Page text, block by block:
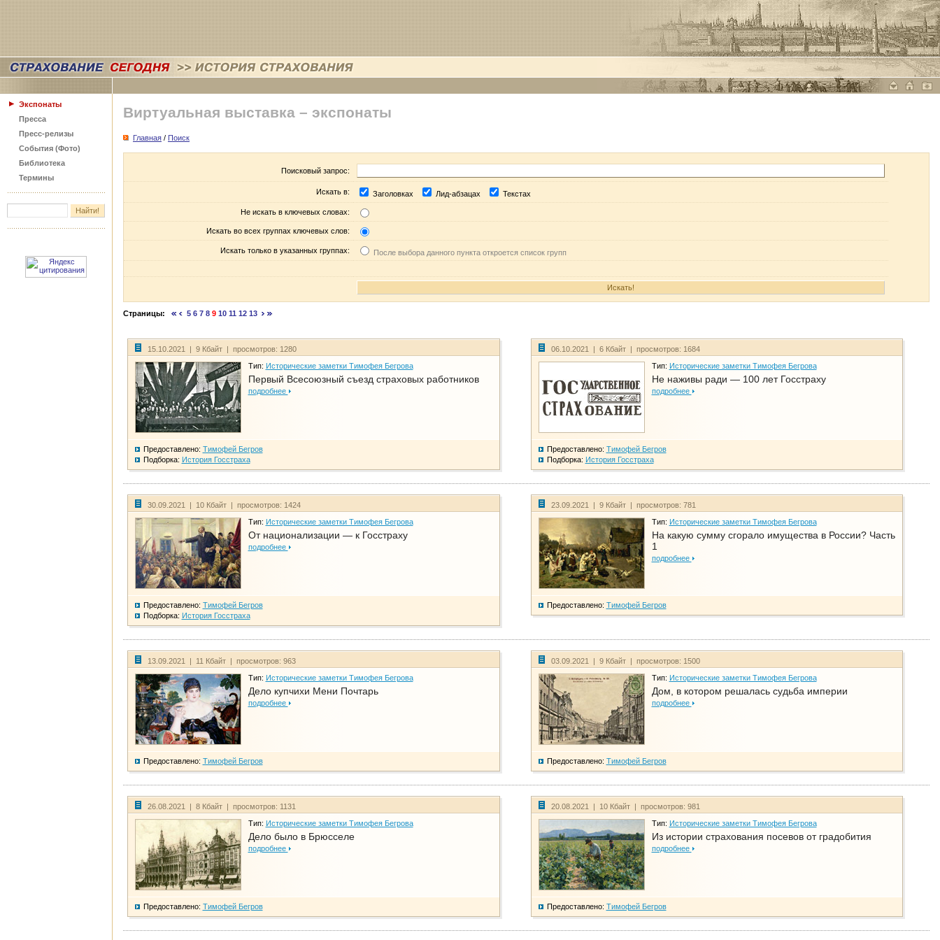
Экспонаты
Пресса
Пресс-релизы
События (Фото)
Библиотека
Термины
Виртуальная выставка – экспонаты
Главная / Поиск
Поисковый запрос:
Искать в: Заголовках Лид-абзацах Текстах
Не искать в ключевых словах:
Искать во всех группах ключевых слов:
Искать только в указанных группах: После выбора данного пункта откроется список групп
Страницы: 5 6 7 8 9 10 11 12 13
15.10.2021 | 9 Кбайт | просмотров: 1280
Тип: Исторические заметки Тимофея Бегрова
Первый Всесоюзный съезд страховых работников
подробнее
Предоставлено: Тимофей Бегров
Подборка: История Госстраха
06.10.2021 | 6 Кбайт | просмотров: 1684
Тип: Исторические заметки Тимофея Бегрова
Не наживы ради — 100 лет Госстраху
подробнее
Предоставлено: Тимофей Бегров
Подборка: История Госстраха
30.09.2021 | 10 Кбайт | просмотров: 1424
Тип: Исторические заметки Тимофея Бегрова
От национализации — к Госстраху
подробнее
Предоставлено: Тимофей Бегров
Подборка: История Госстраха
23.09.2021 | 9 Кбайт | просмотров: 781
Тип: Исторические заметки Тимофея Бегрова
На какую сумму сгорало имущества в России? Часть
1
подробнее
Предоставлено: Тимофей Бегров
13.09.2021 | 11 Кбайт | просмотров: 963
Тип: Исторические заметки Тимофея Бегрова
Дело купчихи Мени Почтарь
подробнее
Предоставлено: Тимофей Бегров
03.09.2021 | 9 Кбайт | просмотров: 1500
Тип: Исторические заметки Тимофея Бегрова
Дом, в котором решалась судьба империи
подробнее
Предоставлено: Тимофей Бегров
26.08.2021 | 8 Кбайт | просмотров: 1131
Тип: Исторические заметки Тимофея Бегрова
Дело было в Брюсселе
подробнее
Предоставлено: Тимофей Бегров
20.08.2021 | 10 Кбайт | просмотров: 981
Тип: Исторические заметки Тимофея Бегрова
Из истории страхования посевов от градобития
подробнее
Предоставлено: Тимофей Бегров